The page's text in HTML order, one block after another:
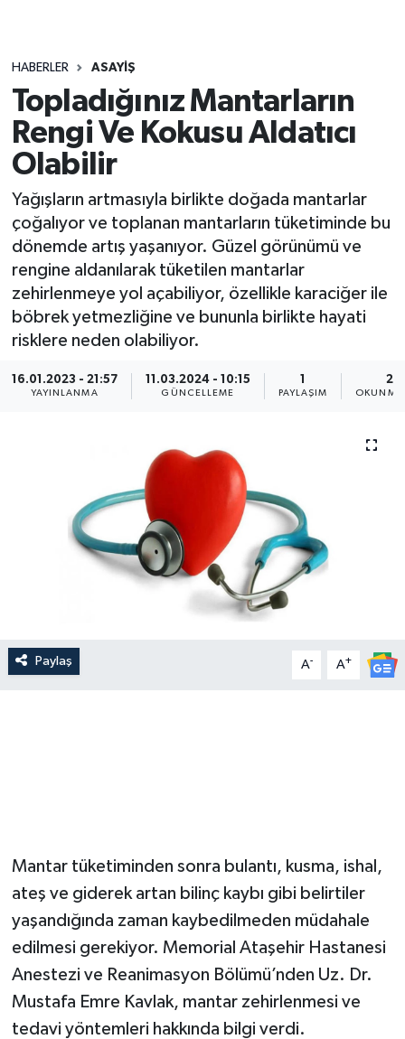
HABERLER ASAYIŞ
Topladığınız Mantarların
Rengi Ve Kokusu Aldatıcı
Olabilir
Yağışların artmasıyla birlikte doğada mantarlar
çoğalıyor ve toplanan mantarların tüketiminde bu
dönemde artış yaşanıyor. Güzel görünümü ve
rengine aldanılarak tüketilen mantarlar
zehirlenmeye yol açabiliyor, özellikle karaciğer ile
böbrek yetmezliğine ve bununla birlikte hayati
risklere neden olabiliyor.
16.01.2023 - 21:57
YAYINLANMA
11.03.2024 - 10:15
GÜNCELLEME
1
PAYLAŞIM
2
OKUNMA
Paylaş A- A+
Mantar tüketiminden sonra bulantı, kusma, ishal,
ateş ve giderek artan bilinç kaybı gibi belirtiler
yaşandığında zaman kaybedilmeden müdahale
edilmesi gerekiyor. Memorial Ataşehir Hastanesi
Anestezi ve Reanimasyon Bölümü’nden Uz. Dr.
Mustafa Emre Kavlak, mantar zehirlenmesi ve
tedavi yöntemleri hakkında bilgi verdi.